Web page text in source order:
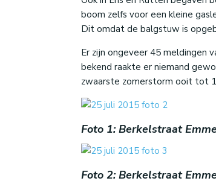
boom zelfs voor een kleine
Dit omdat de balgstuw is
Er zijn ongeveer 45 meldingen
bekend raakte er niemand
zwaarste zomerstorm ooit tot
Foto 1: Berkelstraat
Foto 2: Berkelstraat